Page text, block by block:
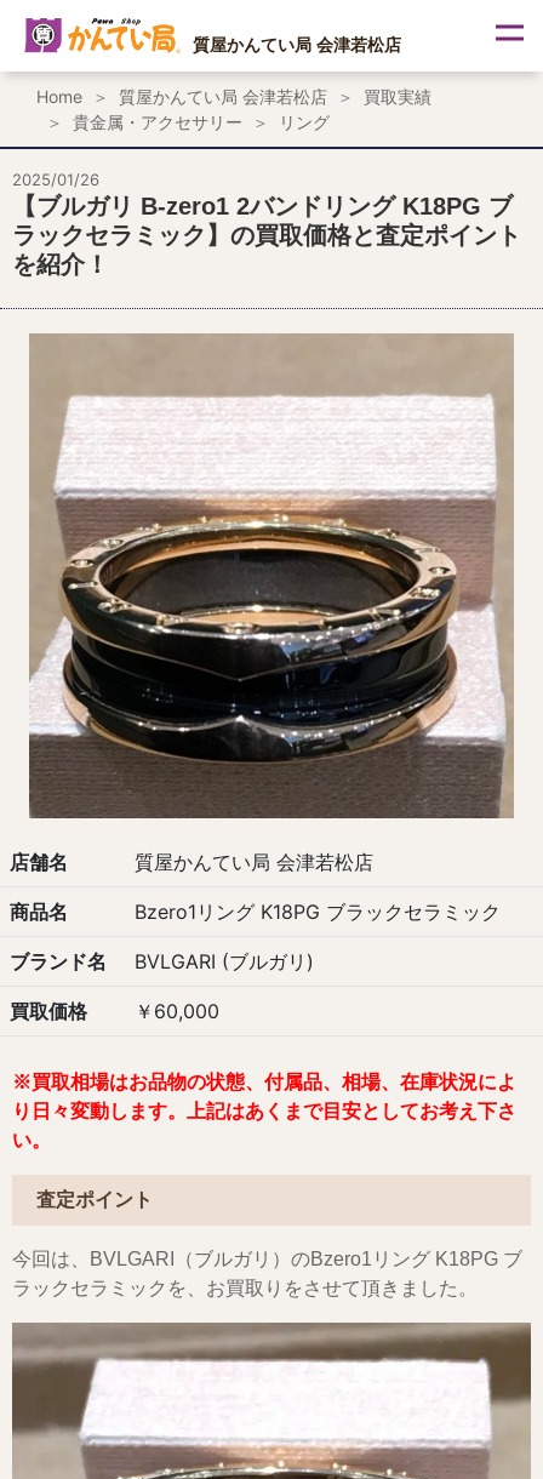
ス
プ
質屋かんてい局 会津若松店
Home 質屋かんてい局 会津若松店
買取実績
貴金属・アクセサリー
リング
2025/01/26
【ブルガリ B-zero1 2バンドリング K18PG ブ
ラックセラミック】の買取価格と査定ポイント
を紹介！
店舗名 質屋かんてい局 会津若松店
商品名 Bzero1リング K18PG ブラックセラミック
ブランド名 BVLGARI (ブルガリ)
買取価格 ￥60,000
※買取相場はお品物の状態、付属品、相場、在庫状況によ
り日々変動します。
上記はあくまで目安としてお考え下さ
い。
査定ポイント
今回は、BVLGARI（ブルガリ）のBzero1リング K18PG ブ
ラックセラミックを、お買取りをさせて頂きました。